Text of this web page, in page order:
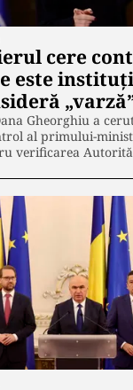
cere
este
Gheorghiu a
al primului-
verificarea